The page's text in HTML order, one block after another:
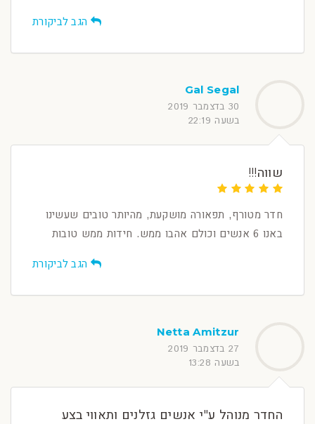
הגב לביקורת
Gal Segal
30 בדצמבר 2019
בשעה 22:19
שווה!!!
חדר מטורף, תפאורה מושקעת, מהיותר טובים שעשינו
באנו 6 אנשים וכולם אהבו ממש. חידות ממש טובות
הגב לביקורת
Netta Amitzur
27 בדצמבר 2019
בשעה 13:28
החדר מנוהל ע"י אנשים גזלנים ותאווי בצע